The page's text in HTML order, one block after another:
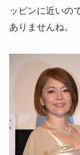
ッピンに近いの
ありませんね。